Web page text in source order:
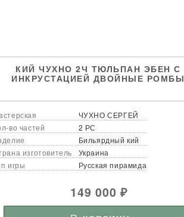
КИЙ ЧУХНО 2Ч ТЮЛЬПАН ЭБЕН С
ИНКРУСТАЦИЕЙ ДВОЙНЫЕ РОМБЫ
ЧУХНО СЕРГЕЙ
во частей
2 РС
Бильярдный кий
изготовитель
Украина
игры
Русская пирамида
149 000 ₽